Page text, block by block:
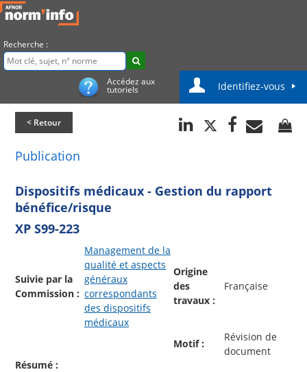
Recherche :
Accédez aux
tutoriels Identifiez-vous
< Retour
Publication
Dispositifs médicaux - Gestion du rapport
bénéfice/risque
XP S99-223
Suivie par la
Commission :
Management de la
qualité et aspects
généraux
correspondants
des dispositifs
médicaux
Origine
des
travaux :
Française
Motif :
Révision de
document
Résumé :